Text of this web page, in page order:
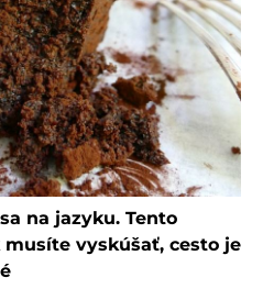
na jazyku. Tento
vyskúšať, cesto je